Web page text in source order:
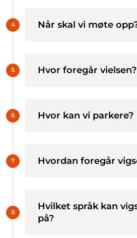
Når skal vi møte
Hvor foregår vielsen?
Hvor kan vi parkere?
Hvordan foregår
Hvilket språk kan
på?